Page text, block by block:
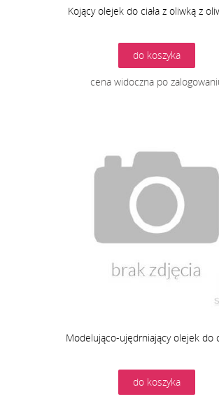
Kojący olejek do ciała z oliwką z
do koszyka
cena widoczna po
Modelująco-ujędrniający olejek do
do koszyka